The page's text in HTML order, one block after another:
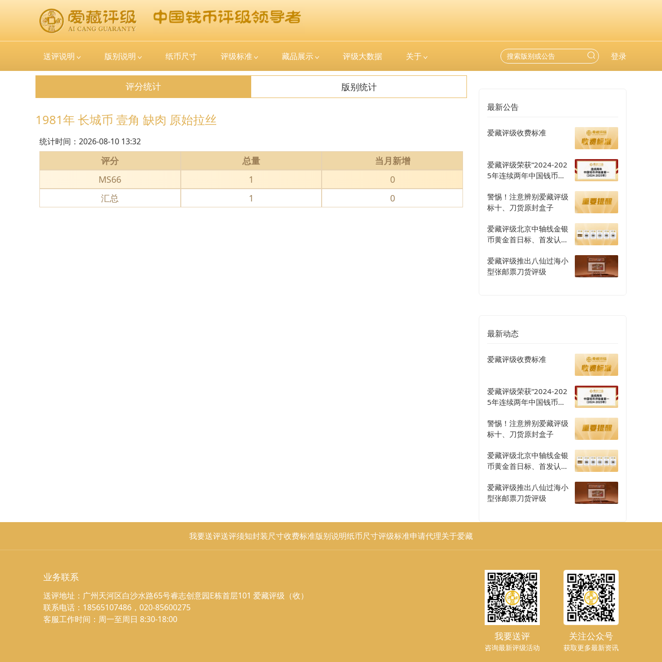
送评说明 版别说明 纸币尺寸 评级标准 藏品展示 评级大数据 关于 登录
评分统计 版别统计
1981年 长城币 壹角 缺肉 原始拉丝
统计时间： 2026-08-10 13:32
评分 总量
当月新增
MS66
1
0
汇总
1 0
最新公告
爱藏评级收费标准
爱藏评级荣获“2024-202
5年连续两年中国钱币评
警惕！注意辨别爱藏评级
标十、刀货原封盒子
爱藏评级北京中轴线金银
币黄金首日标、首发认证
爱藏评级推出八仙过海小
型张邮票刀货评级
最新动态
爱藏评级收费标准
爱藏评级荣获“2024-202
5年连续两年中国钱币评
警惕！注意辨别爱藏评级
标十、刀货原封盒子
爱藏评级北京中轴线金银
币黄金首日标、首发认证
爱藏评级推出八仙过海小
型张邮票刀货评级
我要送评送评须知封装尺寸收费标准版别说明纸币尺寸评级标准申请代理关于爱藏
业务联系
送评地址：广州天河区白沙水路65号睿志创意园E栋首层101 爱藏评级（收）
联系电话：18565107486，020-85600275
客服工作时间：周一至周日 8:30-18:00
我要送评
咨询最新评级活动
关注公众号
获取更多最新资讯